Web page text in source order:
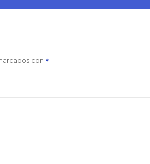
con